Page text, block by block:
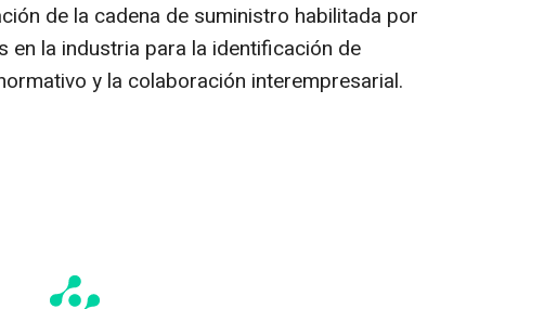
de la cadena de suministro habilitada por
en la industria para la identificación de
y la colaboración interempresarial.